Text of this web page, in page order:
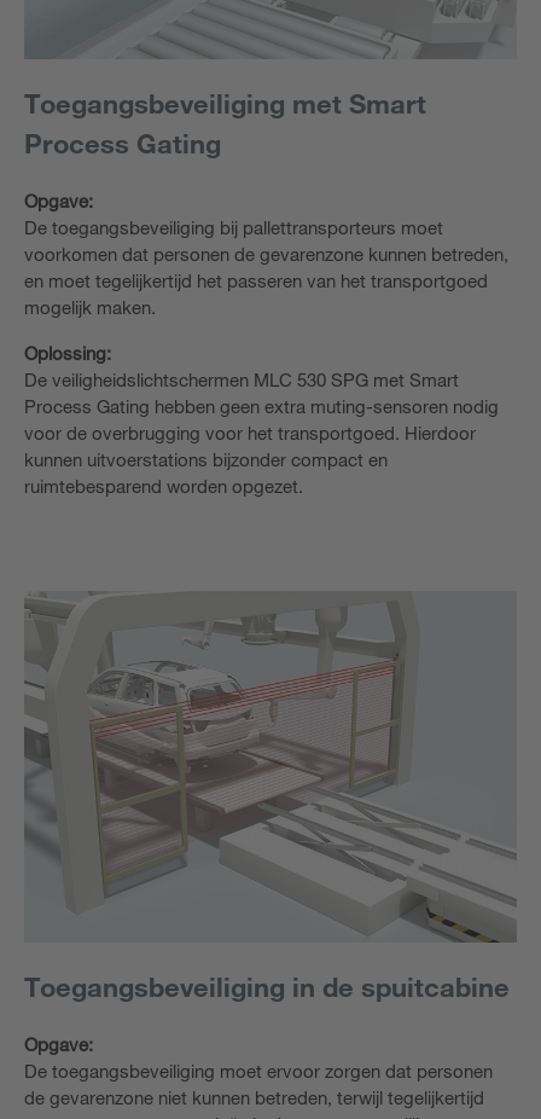
Toegangsbeveiliging met Smart
Process Gating
Opgave:
De toegangsbeveiliging bij pallettransporteurs moet
voorkomen dat personen de gevarenzone kunnen betreden,
en moet tegelijkertijd het passeren van het transportgoed
mogelijk maken.
Oplossing:
De veiligheidslichtschermen MLC 530 SPG met Smart
Process Gating hebben geen extra muting-sensoren nodig
voor de overbrugging voor het transportgoed. Hierdoor
kunnen uitvoerstations bijzonder compact en
ruimtebesparend worden opgezet.
Toegangsbeveiliging in de spuitcabine
Opgave:
De toegangsbeveiliging moet ervoor zorgen dat personen
de gevarenzone niet kunnen betreden, terwijl tegelijkertijd